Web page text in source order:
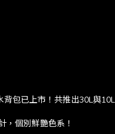
包已上市！共推出30L與
，個別鮮艷色系！